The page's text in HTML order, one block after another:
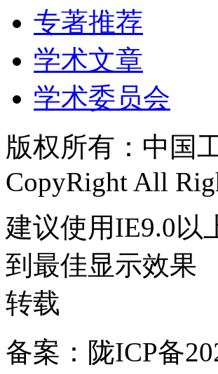
专著推荐
学术文章
学术委员会
版权所有：中国
CopyRight All
建议使用IE9.0以
到最佳显示效
转载
备案：陇ICP备